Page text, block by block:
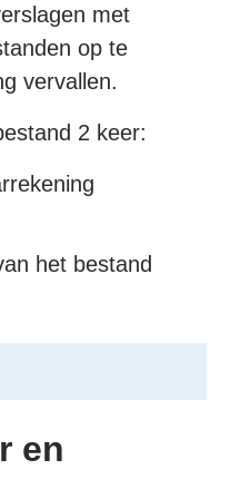
met
op te
vervallen.
2 keer:
het bestand
en